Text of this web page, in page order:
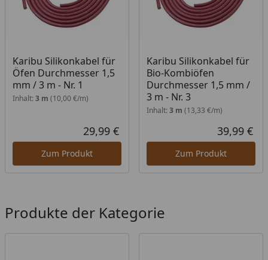
Karibu Silikonkabel für
Öfen Durchmesser 1,5
mm / 3 m - Nr. 1
Inhalt: 3 m (10,00 €/m)
Aktueller Preis
29,99 €
Zum Produkt
Karibu Silikonkabel für
Bio-Kombiöfen
Durchmesser 1,5 mm /
3 m - Nr. 3
Inhalt: 3 m (13,33 €/m)
39,99 €
Zum Produkt
Produkte der Kategorie